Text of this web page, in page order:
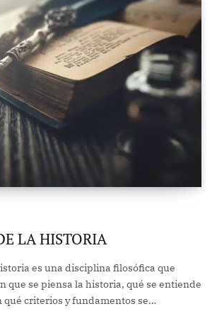
LA HISTORIA
es una disciplina filosófica que
que se piensa la historia, qué se entiende
qué criterios y fundamentos se…